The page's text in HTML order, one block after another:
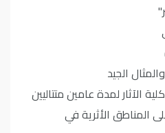
الجيد
الآثار لمدة عامين متتاليين
المناطق الأثرية في